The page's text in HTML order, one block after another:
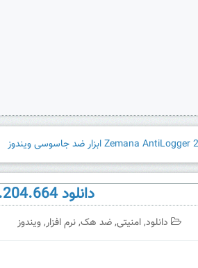
دانلود Zemana AntiLogger 2.74.204.664 ابزار ضد جاسوسی ویندوز
دانلود,امنیتی,ضد هک,نرم افزار,ویندوز